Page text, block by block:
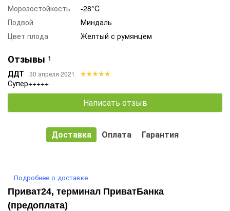
Морозостойкость
-28°C
Подвой
Миндаль
Цвет плода
Желтый с румянцем
Отзывы 1
ДДТ 30 апреля 2021
Супер+++++
Написать отзыв
Доставка Оплата Гарантия
Подробнее о доставке
Приват24, терминал ПриватБанка
(предоплата)